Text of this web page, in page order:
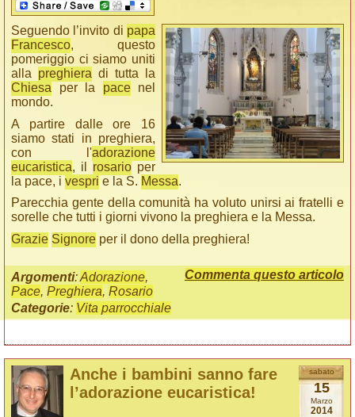
Seguendo l’invito di papa
Francesco, questo
pomeriggio ci siamo uniti
alla preghiera di tutta la
Chiesa per la pacenel
mondo.
A partire dalle ore 16
siamo stati in preghiera,
con l'adorazione
eucaristica, il rosario per
la pace, i vespri e la S. Messa.
Parecchia gente della comunità ha voluto unirsi ai fratelli e
sorelle che tutti i giorni vivono la preghiera e la Messa.
Grazie Signore per il dono della preghiera!
Commenta questo articolo
Argomenti:Adorazione,
Pace, Preghiera, Rosario
Categorie: Vita parrocchiale
sabato
15
Marzo
2014
Anche i bambini sanno fare
l’adorazione eucaristica!